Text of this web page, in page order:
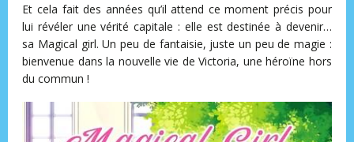
Et cela fait des années qu’il attend ce moment précis pour
lui révéler une vérité capitale : elle est destinée à devenir…
sa Magical girl. Un peu de fantaisie, juste un peu de magie :
bienvenue dans la nouvelle vie de Victoria, une héroïne hors
du commun !